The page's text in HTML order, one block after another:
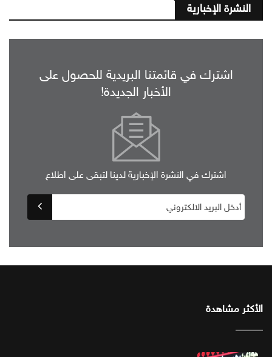
النشرة الإخبارية
اشترك في قائمتنا البريدية للحصول على
الأخبار الجديدة!
اشترك في النشرة الإخبارية لدينا لتبقى على اطلاع
الأكثر مشاهدة